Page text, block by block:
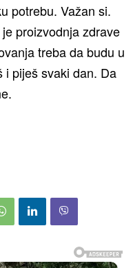
potrebu. Važan si.
proizvodnja zdrave
treba da budu u
i piješ svaki dan. Da